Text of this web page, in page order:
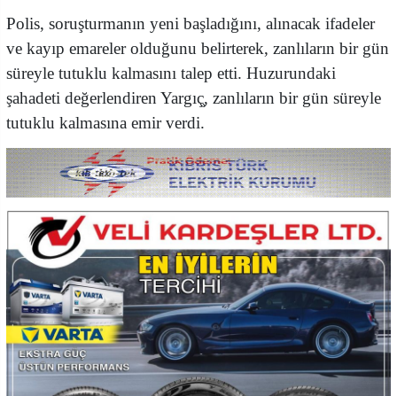
Polis, soruşturmanın yeni başladığını, alınacak ifadeler
ve kayıp emareler olduğunu belirterek, zanlıların bir gün
süreyle tutuklu kalmasını talep etti. Huzurundaki
şahadeti değerlendiren Yargıç̧, zanlıların bir gün süreyle
tutuklu kalmasına emir verdi.